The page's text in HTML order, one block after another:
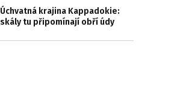
Úchvatná krajina Kappadokie:
skály tu připomínají obří údy